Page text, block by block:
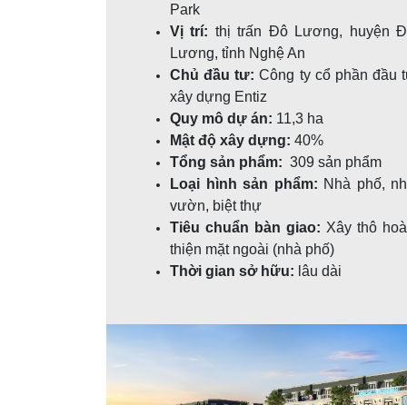
Park
Vị trí: thị trấn Đô Lương, huyện
Lương, tỉnh Nghệ An
Chủ đầu tư:Công ty cổ phần đầu
xây dựng Entiz
Quy mô dự án: 11,3 ha
Mật độ xây dựng: 40%
Tổng sản phẩm: 309 sản phẩm
Loại hình sản phẩm: Nhà phố,
vườn, biệt thự
Tiêu chuẩn bàn giao: Xây thô
thiện mặt ngoài (nhà phố)
Thời gian sở hữu: lâu dài